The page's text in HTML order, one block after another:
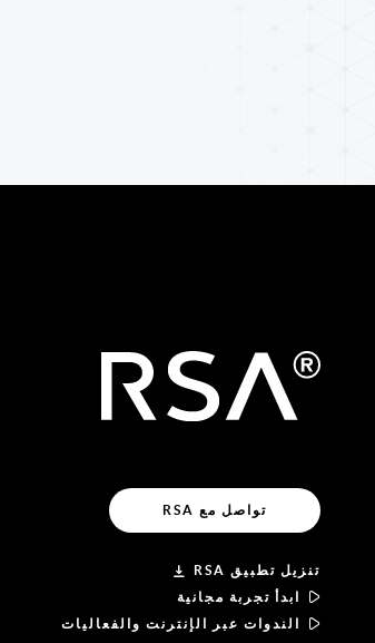
تواصل مع RSA
تنزيل تطبيق RSA
ابدأ تجربة مجانية
الندوات عبر الإنترنت والفعاليات